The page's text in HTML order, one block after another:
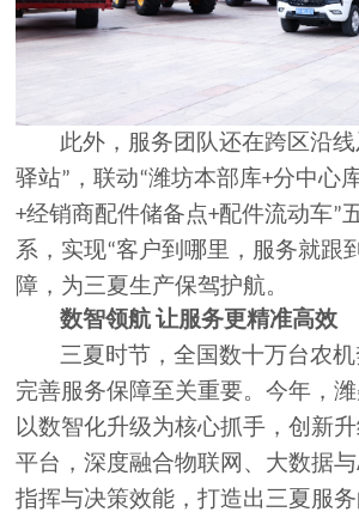
此外，服务团队还在跨区沿
驿站” ，联动“潍坊本部库+分中心
+经销商配件储备点+配件流动车”
系，实现“客户到哪里，服务就跟
障，为三夏生产保驾护航。
数智领航 让服务更精准高效
三夏时节，全国数十万台农机
完善服务保障至关重要。今年，
以数智化升级为核心抓手，创新
平台，深度融合物联网、大数据与
指挥与决策效能，打造出三夏服